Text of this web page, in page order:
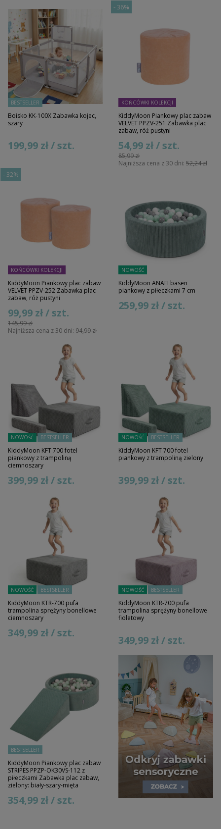
BESTSELLER
Boisko KK-100X Zabawka kojec,
szary
199,99 zł / szt.
- 36%
KOŃCÓWKI KOLEKCJI
KiddyMoon Piankowy plac zabaw
VELVET PPZV-251 Zabawka plac
zabaw, róż pustyni
85,99 zł
54,99 zł / szt.
Najniższa cena z 30 dni: 52,24 zł
- 32%
KOŃCÓWKI KOLEKCJI
KiddyMoon Piankowy plac zabaw
VELVET PPZV-252 Zabawka plac
zabaw, róż pustyni
145,99 zł
99,99 zł / szt.
Najniższa cena z 30 dni: 94,99 zł
NOWOŚĆ
KiddyMoon ANAFI basen
piankowy z piłeczkami 7 cm
259,99 zł / szt.
NOWOŚĆ BESTSELLER
KiddyMoon KFT 700 fotel
piankowy z trampoliną
ciemnoszary
399,99 zł / szt.
NOWOŚĆ BESTSELLER
KiddyMoon KFT 700 fotel
piankowy z trampoliną zielony
399,99 zł / szt.
NOWOŚĆ BESTSELLER
KiddyMoon KTR-700 pufa
trampolina sprężyny bonellowe
ciemnoszary
349,99 zł / szt.
NOWOŚĆ BESTSELLER
KiddyMoon KTR-700 pufa
trampolina sprężyny bonellowe
fioletowy
349,99 zł / szt.
BESTSELLER
KiddyMoon Piankowy plac zabaw
STRIPES PPZP-OK30VS-112 z
piłeczkami Zabawka plac zabaw,
zielony: biały-szary-mięta
354,99 zł / szt.